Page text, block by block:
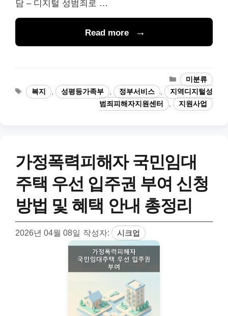
담 – 디지털 성범죄로 …
Read more
카
테
고
리
미분류
태
그
복지 성평등가족부 정부서비스
지역디지털성
범죄피해자지원센터
지원사업
가정폭력피해자 국민임대
주택 우선 입주권 부여 신청
방법 및 혜택 안내 총정리
2026년 04월 08일 작성자: 시크업